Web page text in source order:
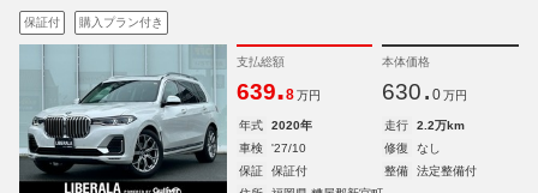
保証付 購入プラン付き
支払総額
639.8 万円
本体価格
630. 0 万円
年式 2020年 走行
2.2万km
車検
'27/10 修復
なし
保証
保証付 整備
法定整備付